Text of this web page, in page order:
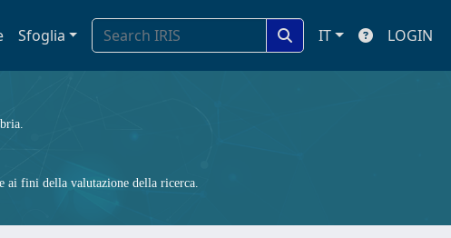
Sfoglia IT LOGIN
ai fini della valutazione della ricerca.